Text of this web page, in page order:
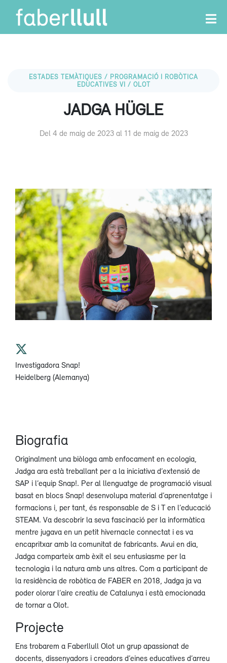
ESTADES TEMÀTIQUES / PROGRAMACIÓ I ROBÒTICA
EDUCATIVES VI / OLOT
JADGA HÜGLE
Del 4 de maig de 2023 al 11 de maig de 2023
Investigadora Snap!
Heidelberg (Alemanya)
Biografia
Originalment una biòloga amb enfocament en ecologia,
Jadga ara està treballant per a la iniciativa d’extensió de
SAP i l’equip Snap!. Per al llenguatge de programació visual
basat en blocs Snap! desenvolupa material d’aprenentatge i
formacions i, per tant, és responsable de S i T en l’educació
STEAM. Va descobrir la seva fascinació per la informàtica
mentre jugava en un petit hivernacle connectat i es va
encapritxar amb la comunitat de fabricants. Avui en dia,
Jadga comparteix amb èxit el seu entusiasme per la
tecnologia i la natura amb uns altres. Com a participant de
la residència de robòtica de FABER en 2018, Jadga ja va
poder olorar l’aire creatiu de Catalunya i està emocionada
de tornar a Olot.
Projecte
Ens trobarem a Faberllull Olot un grup apassionat de
docents, dissenyadors i creadors d’eines educatives d’arreu